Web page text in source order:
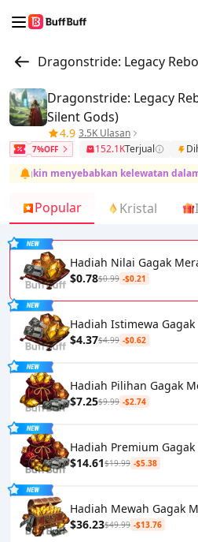
Dragonstride: Legacy
Silent Gods)
4.9 3.5K Ulasan
7%OFF 152.1KTerjual
menyebabkan kelewatan
Popular Kristal
Hadiah Nilai Gagak
$0.78$0.99 -$0.21
Hadiah Istimewa
$4.37$4.99 -$0.62
Hadiah Pilihan Gagak
$7.25$9.99 -$2.74
Hadiah Premium
$14.61$19.99 -$5.38
Hadiah Mewah Gagak
$36.23$49.99 -$13.76